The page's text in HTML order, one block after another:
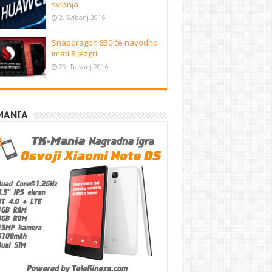
svibnja
2. Svibanj 2016
Snapdragon 830 će navodno
imati 8 jezgri
29. Travanj 2016